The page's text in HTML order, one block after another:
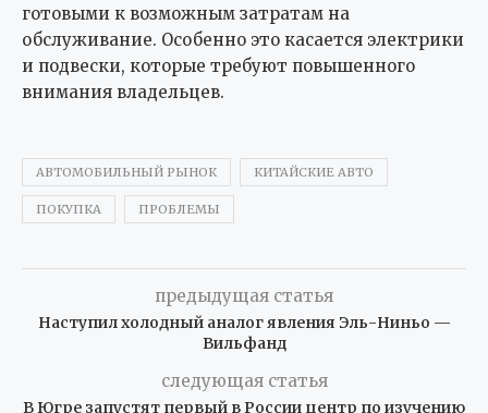
готовыми к возможным затратам на
обслуживание. Особенно это касается электрики
и подвески, которые требуют повышенного
внимания владельцев.
АВТОМОБИЛЬНЫЙ РЫНОК КИТАЙСКИЕ АВТО
ПОКУПКА ПРОБЛЕМЫ
предыдущая статья
Наступил холодный аналог явления Эль-Ниньо —
Вильфанд
следующая статья
В Югре запустят первый в России центр по изучению